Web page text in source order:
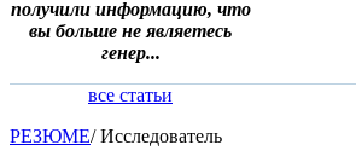
получили информацию, что
вы больше не являетесь
генер...
все статьи
РЕЗЮМЕ/ Исследователь